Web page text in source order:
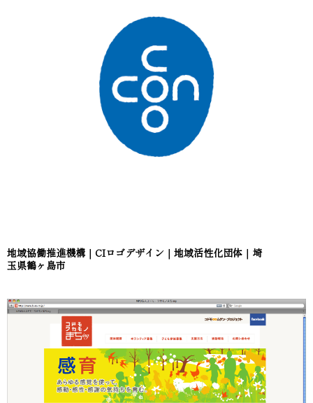
地域協働推進機構｜CIロゴデザイン｜地域活性化団体｜埼
玉県鶴ヶ島市